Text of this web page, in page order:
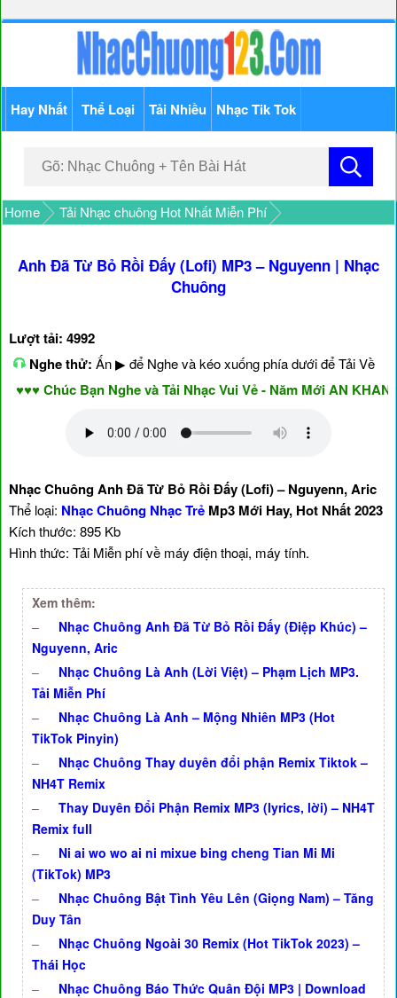
Hay Nhất Thể Loại Tải Nhiều Nhạc Tik Tok
Home Tải Nhạc chuông Hot Nhất Miễn Phí
Anh Đã Từ Bỏ Rồi Đấy (Lofi) MP3 – Nguyenn | Nhạc
Chuông
Lượt tải: 4992
Nghe thử: Ấn ▶ để Nghe và kéo xuống phía dưới để Tải Về
Chúc Bạn Nghe và Tải Nhạc Vui Vẻ - Năm Mới AN KHANG
Nhạc Chuông Anh Đã Từ Bỏ Rồi Đấy (Lofi) – Nguyenn, Aric
Thể loại: Nhạc Chuông Nhạc Trẻ Mp3 Mới Hay, Hot Nhất 2023
Kích thước: 895 Kb
Hình thức: Tải Miễn phí về máy điện thoại, máy tính.
Xem thêm:
–
Nhạc Chuông Anh Đã Từ Bỏ Rồi Đấy (Điệp Khúc) –
Nguyenn, Aric
–
Nhạc Chuông Là Anh (Lời Việt) – Phạm Lịch MP3.
Tải Miễn Phí
–
Nhạc Chuông Là Anh – Mộng Nhiên MP3 (Hot
TikTok Pinyin)
–
Nhạc Chuông Thay duyên đổi phận Remix Tiktok –
NH4T Remix
–
Thay Duyên Đổi Phận Remix MP3 (lyrics, lời) – NH4T
Remix full
–
Ni ai wo wo ai ni mixue bing cheng Tian Mi Mi
(TikTok) MP3
–
Nhạc Chuông Bật Tình Yêu Lên (Giọng Nam) – Tăng
Duy Tân
–
Nhạc Chuông Ngoài 30 Remix (Hot TikTok 2023) –
Thái Học
–
Nhạc Chuông Báo Thức Quân Đội MP3 | Download